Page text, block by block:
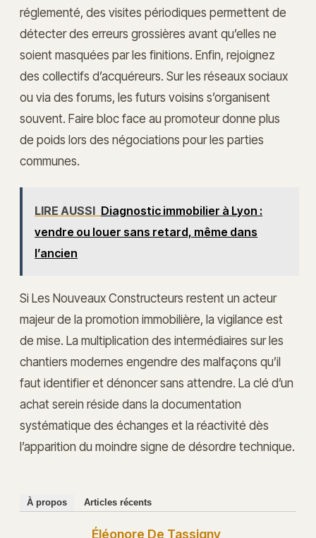
réglementé, des visites périodiques permettent de
détecter des erreurs grossières avant qu’elles ne
soient masquées par les finitions. Enfin, rejoignez
des collectifs d’acquéreurs. Sur les réseaux sociaux
ou via des forums, les futurs voisins s’organisent
souvent. Faire bloc face au promoteur donne plus
de poids lors des négociations pour les parties
communes.
LIRE AUSSI Diagnostic immobilier à Lyon :
vendre ou louer sans retard, même dans
l’ancien
Si Les Nouveaux Constructeurs restent un acteur
majeur de la promotion immobilière, la vigilance est
de mise. La multiplication des intermédiaires sur les
chantiers modernes engendre des malfaçons qu’il
faut identifier et dénoncer sans attendre. La clé d’un
achat serein réside dans la documentation
systématique des échanges et la réactivité dès
l’apparition du moindre signe de désordre technique.
À propos Articles récents
Éléonore De Tassigny